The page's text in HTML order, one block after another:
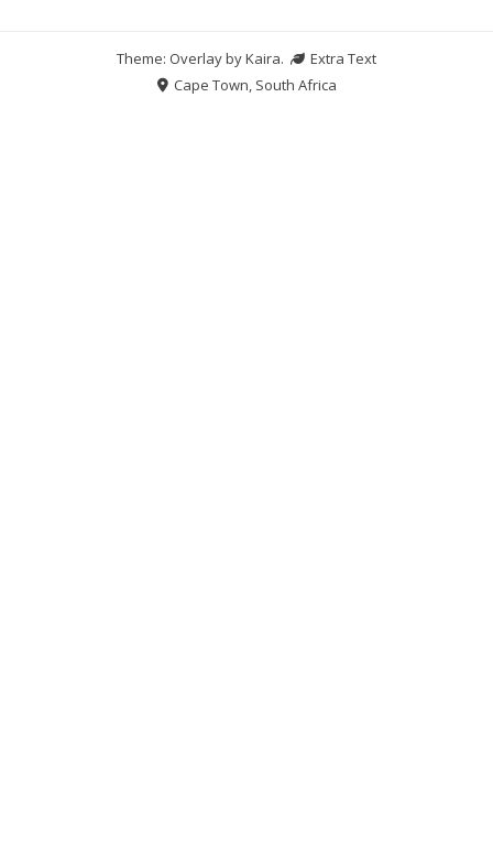
Theme: Overlay byKaira.
Extra Text
Cape Town, South Africa